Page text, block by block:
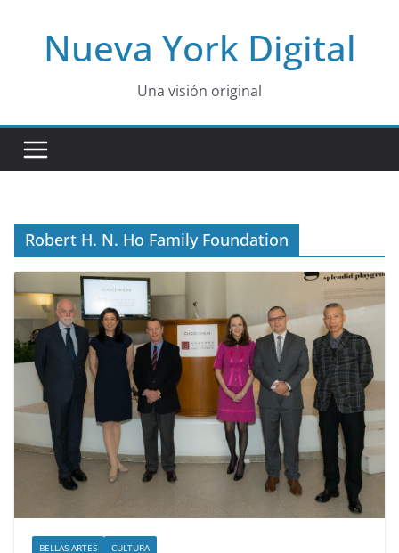
contentNueva York Digital
Una visión original
Robert H. N. Ho Family Foundation
BELLAS ARTES CULTURA